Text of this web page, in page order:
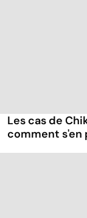
Les cas de
comment s'en